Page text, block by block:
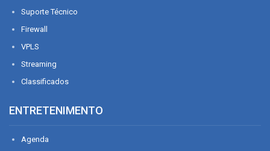
Suporte Técnico
Firewall
VPLS
Streaming
Classificados
ENTRETENIMENTO
Agenda